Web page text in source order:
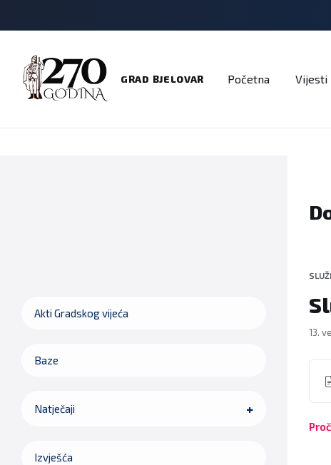
GRAD BJELOVAR Početna Vijesti
13.
Akti Gradskog vijeća
Baze
Natječaji
Izvješća